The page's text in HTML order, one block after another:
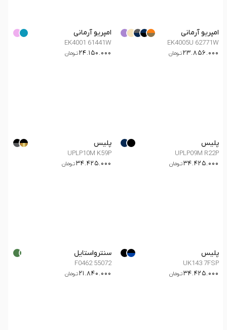
امپریو آرمانی
EK4005U 62771W
23.856.000تــومان
امپریو آرمانی
EK4001 61441W
24.150.000تــومان
پلیس
UPLP09M R22P
34.425.000تــومان
پلیس
UPLP10M K59P
34.425.000تــومان
پلیس
UK143 7FSP
34.425.000تــومان
سنترواستایل
F0462 55072
21.840.000تــومان